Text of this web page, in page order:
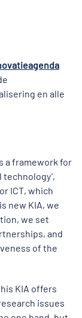
en alle
a framework for
ICT, which
new KIA, we
we set
and
of the
KIA offers
issues